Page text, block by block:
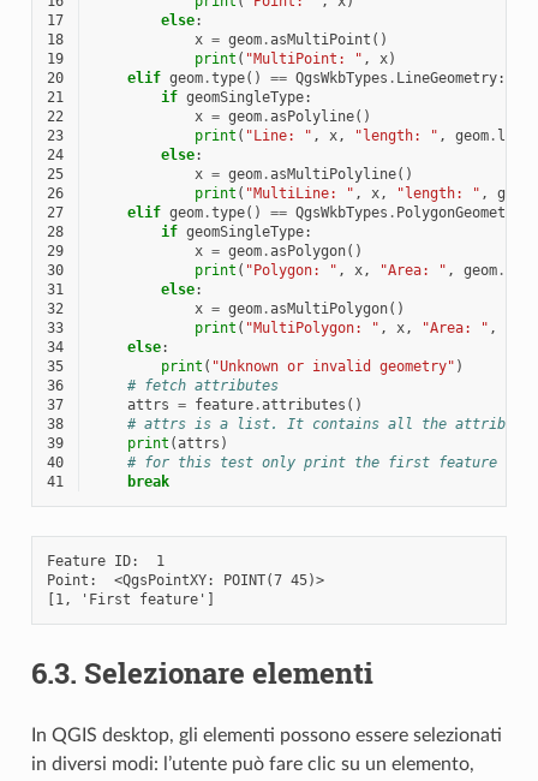
17
else:
18
x = geom.asMultiPoint ()
19
print ( "MultiPoint: " , x)
20
elif geom.type() == QgsWkbTypes . LineGeometry:
21
if geomSingleType:
22
x = geom.asPolyline()
23
print ( "Line: " , x, "length: " , geom.
24
else:
25
x = geom.asMultiPolyline()
26
print ( "MultiLine: " , x, "length: " , geom
27
elif geom.type() == QgsWkbTypes . PolygonGeometry
28
if geomSingleType:
29
x = geom.asPolygon()
30
print ( "Polygon: " , x, "Area: " , geom.
31
else:
32
x = geom.asMultiPolygon()
33
print ( "MultiPolygon: " , x, "Area: " ,
34
else:
35
print ( "Unknown or invalid geometry" )
36
# fetch attributes
37
attrs = feature.attributes ()
38
# attrs is a list. It contains all the attribute
39
print (attrs )
40
# for this test only print the first feature
41
break
Feature ID:  1
Point:  <QgsPointXY: POINT(7 45)>
6.3. Selezionare elementi
In QGIS desktop, gli elementi possono essere selezionati
in diversi modi: l’utente può fare clic su un elemento,